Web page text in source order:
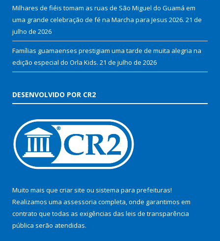
Milhares de fiéis tomam as ruas de São Miguel do Guamá em
uma grande celebração de fé na Marcha para Jesus 2026. 21 de
julho de 2026
Famílias guamaenses prestigiam uma tarde de muita alegria na
edição especial do Orla Kids. 21 de julho de 2026
DESENVOLVIDO POR CR2
Muito mais que criar site ou sistema para prefeituras!
Realizamos uma assessoria completa, onde garantimos em
contrato que todas as exigências das leis de transparência
pública serão atendidas.